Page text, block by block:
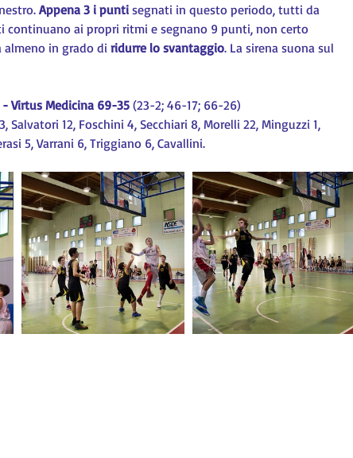
Appena 3 i punti segnati in questo periodo, tutti da
continuano ai propri ritmi e segnano 9 punti, non certo
in grado di ridurre lo svantaggio. La sirena suona sul
- Virtus Medicina 69-35 (23-2; 46-17; 66-26)
12, Foschini 4, Secchiari 8, Morelli 22, Minguzzi 1,
5, Varrani 6, Triggiano 6, Cavallini.